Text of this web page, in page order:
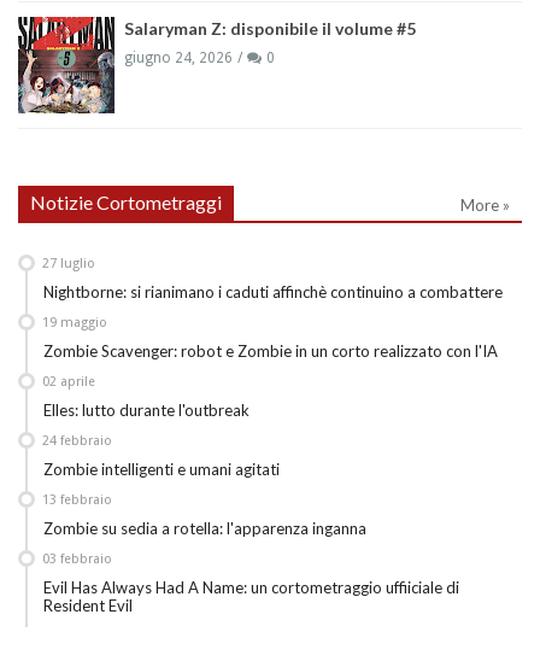
Salaryman Z: disponibile il volume #5
giugno 24, 2026 0
Notizie Cortometraggi More »
Nightborne: si rianimano i caduti affinchè continuino a combattere
27 luglio
Zombie Scavenger: robot e Zombie in un corto realizzato con l'IA
19 maggio
Elles: lutto durante l'outbreak
02 aprile
Zombie intelligenti e umani agitati
24 febbraio
Zombie su sedia a rotella: l'apparenza inganna
13 febbraio
Evil Has Always Had A Name: un cortometraggio uffiiciale di
Resident Evil
03 febbraio